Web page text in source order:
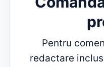
Pentru
redactare